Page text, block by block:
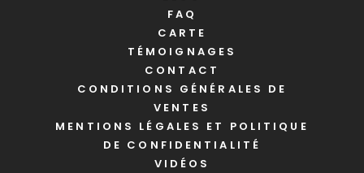
FAQ
CARTE
TÉMOIGNAGES
CONTACT
CONDITIONS GÉNÉRALES DE
VENTES
MENTIONS LÉGALES ET POLITIQUE
DE CONFIDENTIALITÉ
VIDÉOS